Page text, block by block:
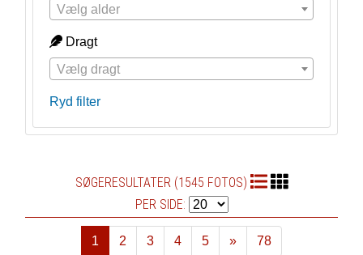
Vælg alder
Dragt
Vælg dragt
Ryd filter
SØGERESULTATER (1545 FOTOS)
PER SIDE:
1 2 3 4 5
»
78